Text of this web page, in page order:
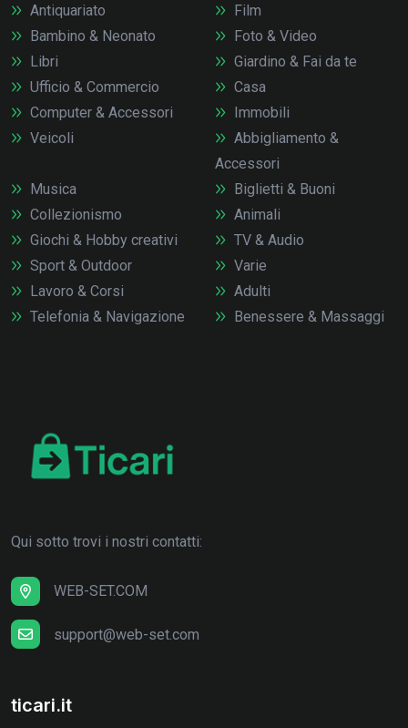
Antiquariato
Bambino & Neonato
Libri
Ufficio & Commercio
Computer & Accessori
Veicoli
Film
Foto & Video
Giardino & Fai da te
Casa
Immobili
Abbigliamento &
Accessori
Musica
Collezionismo
Giochi & Hobby creativi
Sport & Outdoor
Lavoro & Corsi
Telefonia & Navigazione
Biglietti & Buoni
Animali
TV & Audio
Varie
Adulti
Benessere & Massaggi
Qui sotto trovi i nostri contatti:
WEB-SET.COM
support@web-set.com
ticari.it